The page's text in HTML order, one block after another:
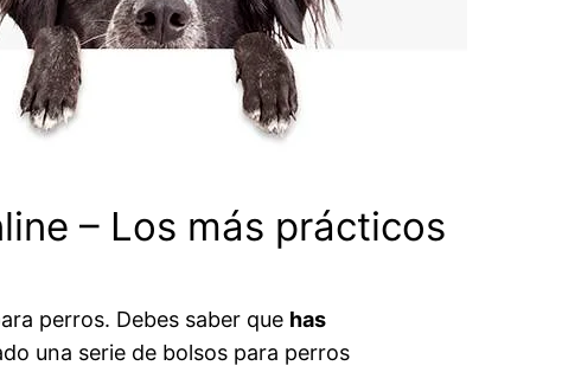
– Los más prácticos
perros. Debes saber que has
una serie de bolsos para perros